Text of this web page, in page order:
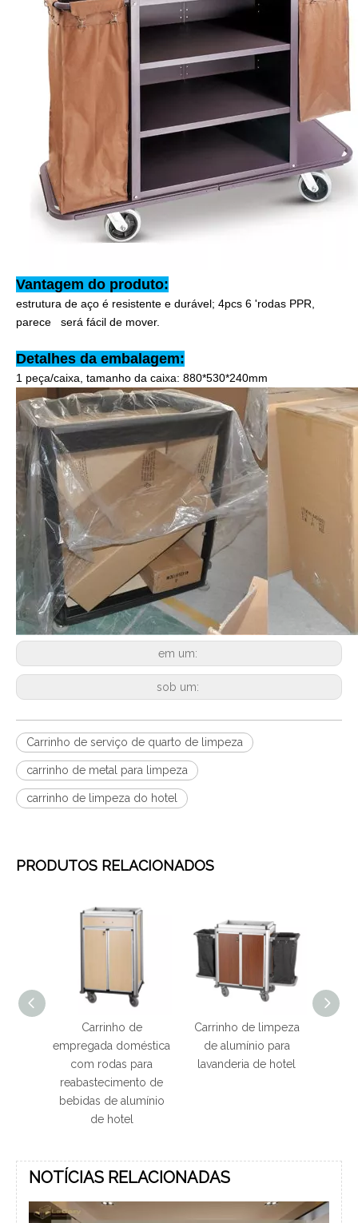
Vantagem do produto:
estrutura de aço é resistente e durável; 4pcs 6 'rodas PPR,
parece será fácil de mover.
Detalhes da embalagem:
1 peça/caixa, tamanho da caixa: 880*530*240mm
em um:
sob um:
Carrinho de serviço de quarto de limpeza
carrinho de metal para limpeza
carrinho de limpeza do hotel
PRODUTOS RELACIONADOS
Carrinho de
empregada doméstica
com rodas para
reabastecimento de
bebidas de alumínio
de hotel
Carrinho de limpeza
de alumínio para
lavanderia de hotel
NOTÍCIAS RELACIONADAS